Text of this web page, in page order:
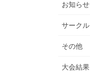
お知らせ
サークル
その他
大会結果